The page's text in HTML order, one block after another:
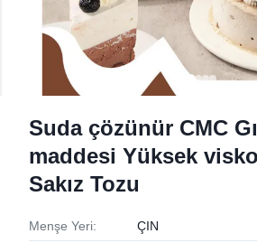
Suda çözünür CMC
maddesi Yüksek
Sakız Tozu
Menşe Yeri: ÇIN